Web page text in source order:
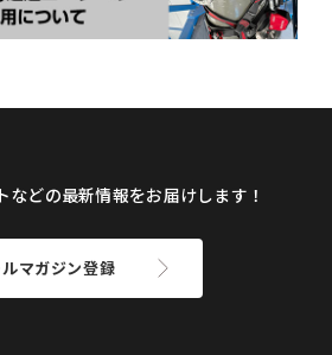
などの最新情報をお届けします！
マガジン登録